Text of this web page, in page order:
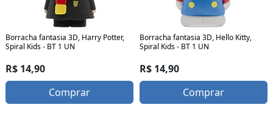
Borracha fantasia 3D, Harry Potter,
Spiral Kids - BT 1 UN
R$ 14,90
Comprar
Borracha fantasia 3D, Hello Kitty,
Spiral Kids - BT 1 UN
R$ 14,90
Comprar